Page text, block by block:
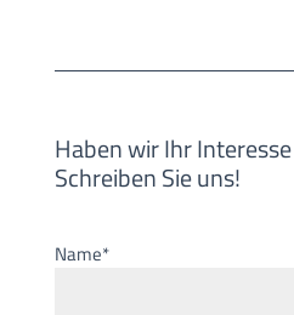
Haben wir Ihr
Schreiben Sie uns!
Name*